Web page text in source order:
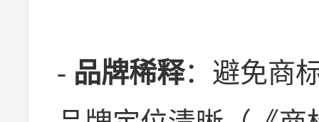
- 品牌稀释：避免商